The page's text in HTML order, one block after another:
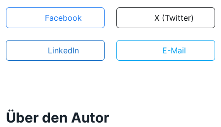
Facebook X (Twitter)
LinkedIn E-Mail
Über den Autor